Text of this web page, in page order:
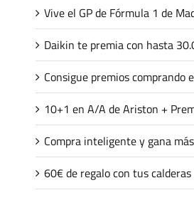
Vive el GP de Fórmula 1 de
Daikin te premia con hasta
Consigue premios comprando
10+1 en A/A de Ariston +
Compra inteligente y gana
60€ de regalo con tus